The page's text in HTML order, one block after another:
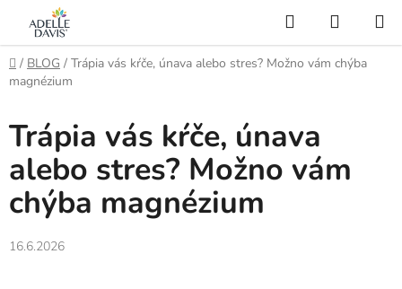
obsah
Hľadať
KOŠÍK
Domov
/ BLOG / Trápia vás kŕče, únava alebo stres? Možno vám chýba
magnézium
Trápia vás kŕče, únava
alebo stres? Možno vám
chýba magnézium
16.6.2026
AI Asistent